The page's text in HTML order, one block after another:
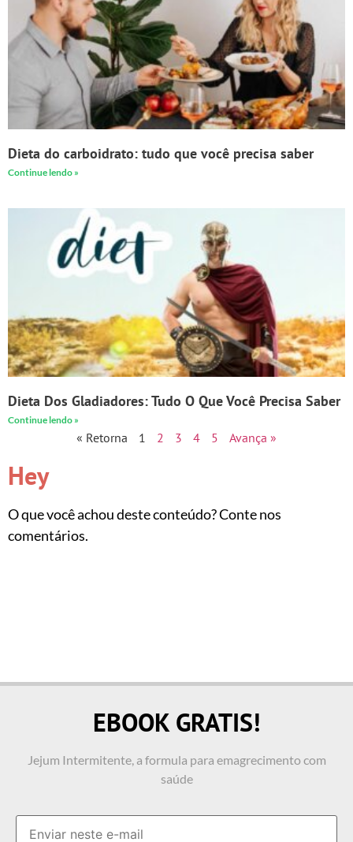
Dieta do carboidrato: tudo que você precisa saber
Continue lendo »
Dieta Dos Gladiadores: Tudo O Que Você Precisa Saber
Continue lendo »
« Retorna 1 2 3 4 5 Avança »
Hey
O que você achou deste conteúdo? Conte nos
comentários.
EBOOK GRATIS!
Jejum Intermitente, a formula para emagrecimento com
saúde